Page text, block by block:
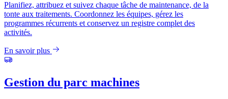
Planifiez, attribuez et suivez chaque tâche de maintenance, de la
tonte aux traitements. Coordonnez les équipes, gérez les
programmes récurrents et conservez un registre complet des
activités.
En savoir plus
Gestion du parc machines